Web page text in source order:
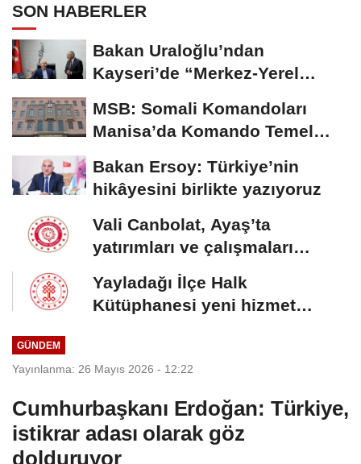
SON HABERLER
Bakan Uraloğlu’ndan
Kayseri’de “Merkez-Yerel
MSB: Somali Komandoları
Manisa’da Komando Temel
Bakan Ersoy: Türkiye’nin
hikâyesini birlikte yazıyoruz
Vali Canbolat, Ayaş’ta
yatırımları ve çalışmaları
Yayladağı İlçe Halk
Kütüphanesi yeni hizmet
GÜNDEM
Yayınlanma: 26 Mayıs 2026 - 12:22
Cumhurbaşkanı Erdoğan: Türkiye,
istikrar adası olarak göz
dolduruyor